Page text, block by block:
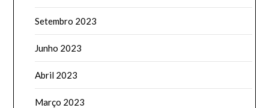
Setembro 2023
Junho 2023
Abril 2023
Março 2023